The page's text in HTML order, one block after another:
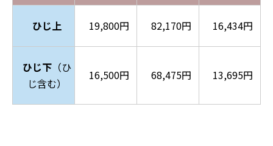
ひじ上 19,800円 82,170円 16,434円
ひじ下（ひ
じ含む）
16,500円 68,475円 13,695円